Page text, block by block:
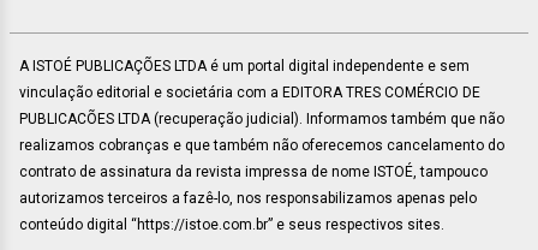
A ISTOÉ PUBLICAÇÕES LTDA é um portal digital independente e sem
vinculação editorial e societária com a EDITORA TRES COMÉRCIO DE
PUBLICACÕES LTDA (recuperação judicial). Informamos também que não
realizamos cobranças e que também não oferecemos cancelamento do
contrato de assinatura da revista impressa de nome ISTOÉ, tampouco
autorizamos terceiros a fazê-lo, nos responsabilizamos apenas pelo
conteúdo digital “https://istoe.com.br” e seus respectivos sites.